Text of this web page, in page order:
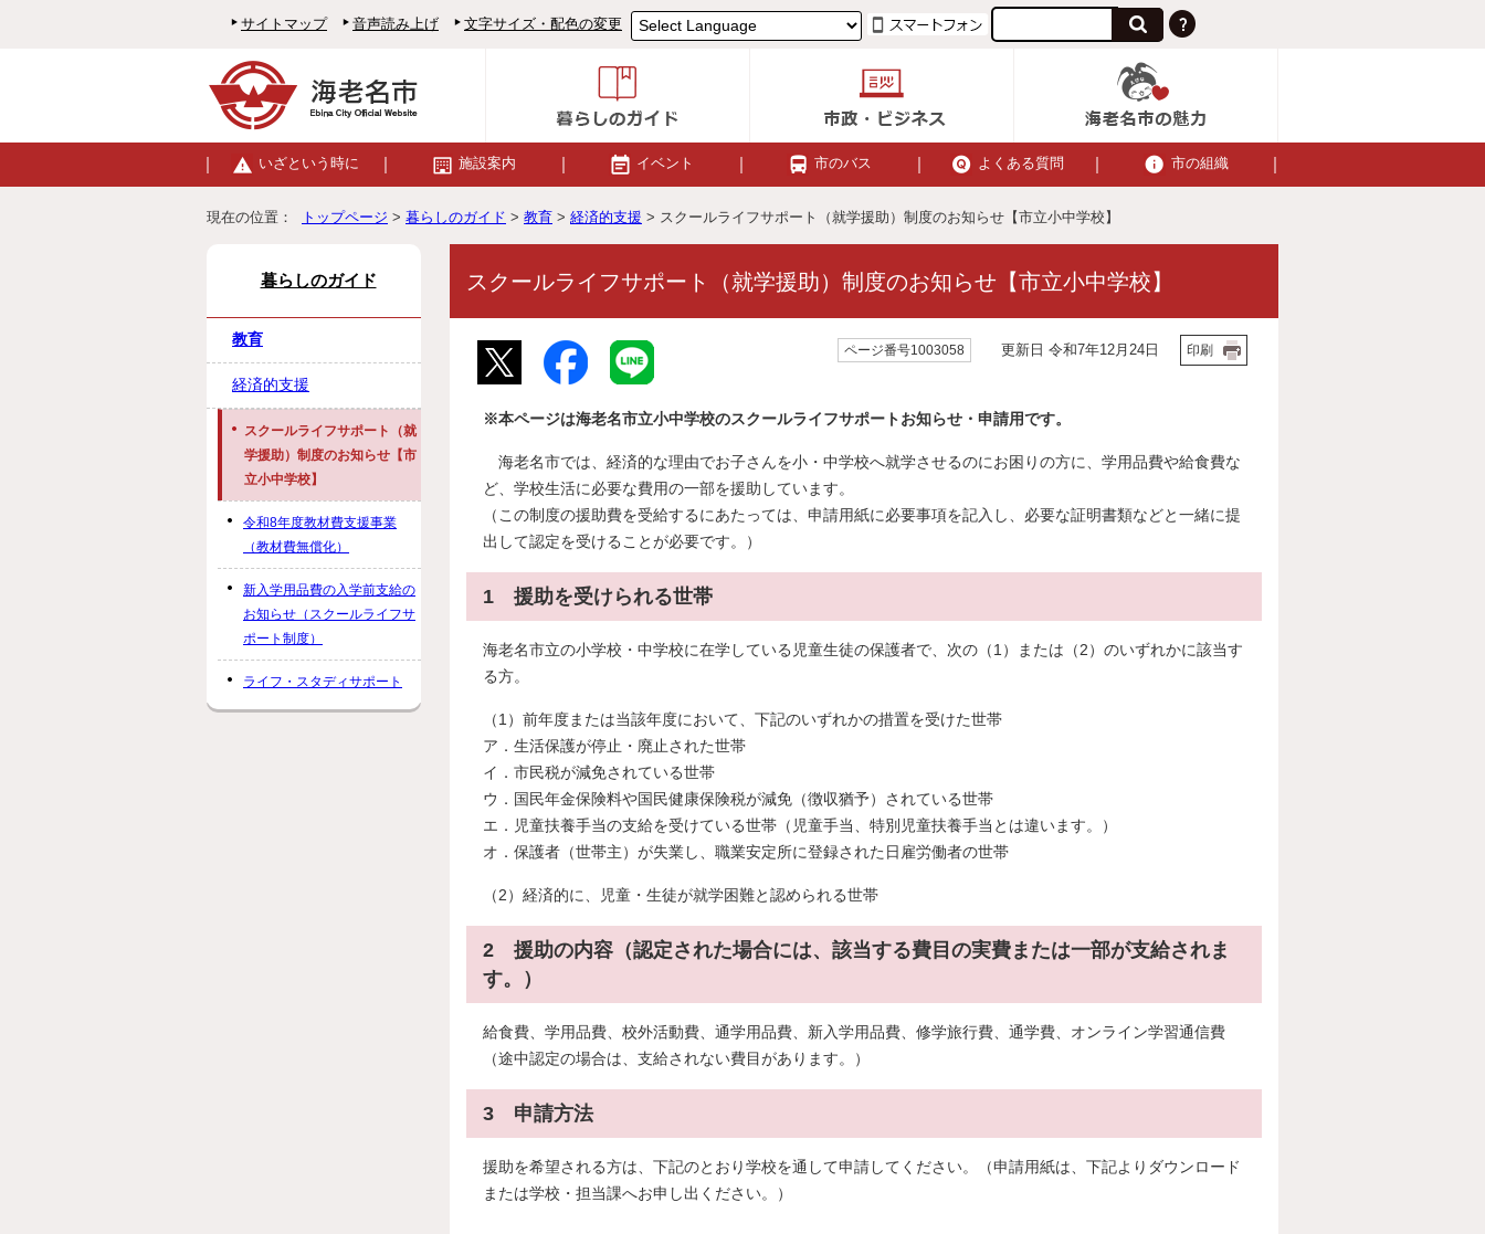
サイトマップ 音声読み上げ 文字サイズ・配色の変更
いざという時に 施設案内 イベント 市のバス よくある質問 市の組織
現在の位置： トップページ > 暮らしのガイド > 教育 > 経済的支援 > スクールライフサポート（就学援助）制度のお知らせ【市立小中学校】
スクールライフサポート（就学援助）制度のお知らせ【市立小中学校】
ページ番号1003058 更新日 令和7年12月24日 印刷
※本ページは海老名市立小中学校のスクールライフサポートお知らせ・申請用です。
海老名市では、経済的な理由でお子さんを小・中学校へ就学させるのにお困りの方に、学用品費や給食費な
ど、学校生活に必要な費用の一部を援助しています。
（この制度の援助費を受給するにあたっては、申請用紙に必要事項を記入し、必要な証明書類などと一緒に提
出して認定を受けることが必要です。）
1 援助を受けられる世帯
海老名市立の小学校・中学校に在学している児童生徒の保護者で、次の（1）または（2）のいずれかに該当す
る方。
（1）前年度または当該年度において、下記のいずれかの措置を受けた世帯
ア．生活保護が停止・廃止された世帯
イ．市民税が減免されている世帯
ウ．国民年金保険料や国民健康保険税が減免（徴収猶予）されている世帯
エ．児童扶養手当の支給を受けている世帯（児童手当、特別児童扶養手当とは違います。）
オ．保護者（世帯主）が失業し、職業安定所に登録された日雇労働者の世帯
（2）経済的に、児童・生徒が就学困難と認められる世帯
2 援助の内容（認定された場合には、該当する費目の実費または一部が支給されま
す。）
給食費、学用品費、校外活動費、通学用品費、新入学用品費、修学旅行費、通学費、オンライン学習通信費
（途中認定の場合は、支給されない費目があります。）
3 申請方法
援助を希望される方は、下記のとおり学校を通して申請してください。（申請用紙は、下記よりダウンロード
または学校・担当課へお申し出ください。）
暮らしのガイド
教育
経済的支援
スクールライフサポート（就
学援助）制度のお知らせ【市
立小中学校】
令和8年度教材費支援事業
（教材費無償化）
新入学用品費の入学前支給の
お知らせ（スクールライフサ
ポート制度）
ライフ・スタディサポート